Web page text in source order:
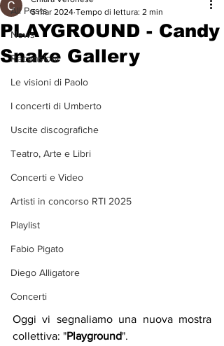
All Posts
News
Recensioni
Le visioni di Paolo
I concerti di Umberto
Uscite discografiche
Teatro, Arte e Libri
Concerti e Video
Artisti in concorso RTI 2025
Playlist
Fabio Pigato
Diego Alligatore
Concerti
PLAYGROUND - Candy
Snake Gallery
5 mar 2024 Tempo di lettura: 2 min
Oggi vi segnaliamo una nuova mostra
collettiva: "Playground".